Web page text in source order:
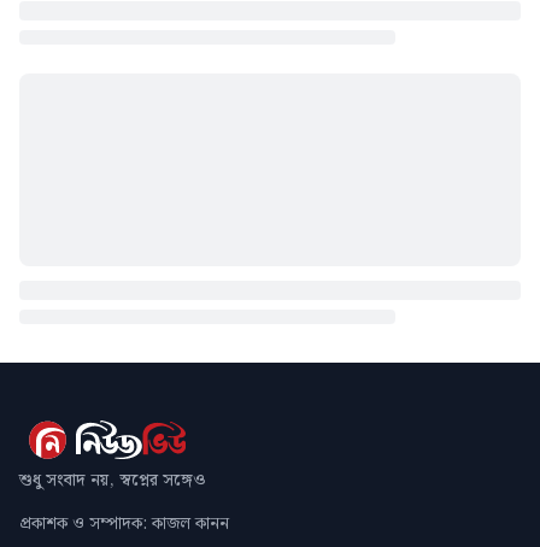
শুধু সংবাদ নয়, স্বপ্নের সঙ্গেও
প্রকাশক ও সম্পাদক: কাজল কানন